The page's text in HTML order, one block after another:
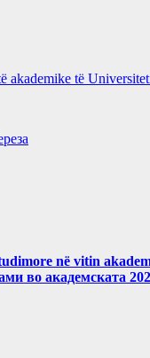
të
në vitin
во академската